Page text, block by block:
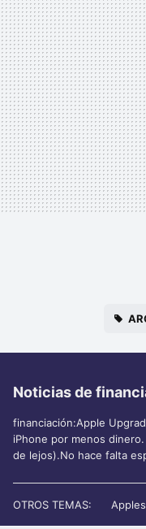
Noticias de
financiación:Apple
iPhone por menos
de lejos).No hace falta
OTROS TEMAS: